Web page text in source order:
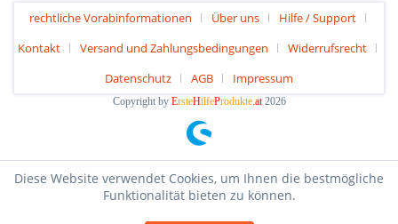
rechtliche Vorabinformationen Über uns
Hilfe / Support
Kontakt
Versand und Zahlungsbedingungen
Widerrufsrecht
Datenschutz
AGB Impressum
Copyright by ErsteHilfeProdukte.at2026
Diese Website verwendet Cookies, um Ihnen die bestmögliche
Funktionalität bieten zu können.